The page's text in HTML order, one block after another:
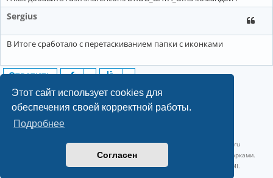
Этот сайт использует cookies для
обеспечения своей корректной работы.
Подробнее
Согласен
Sergius
В Итоге сработало с перетаскиванием папки с иконками
Ответить
4 сообщения • Страница
Linux 6.18.40-1-lts x86_64 GNU/Linux 2026-07-26 08:48:12 |
vps reg.ru
Название и логотип Arch Linux ™ являются признанными торговыми марками.
Linux ® — зарегистрированная торговая марка Linus Torvalds и LMI.